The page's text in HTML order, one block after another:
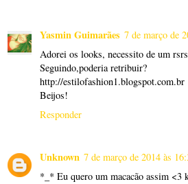
Yasmin Guimarães 7 de março de
Adorei os looks, necessito de um
Seguindo,poderia retribuir?
http://estilofashion1.blogspot.com.br
Beijos!
Responder
Unknown 7 de março de 2014 às
*_* Eu quero um macacão assim <3